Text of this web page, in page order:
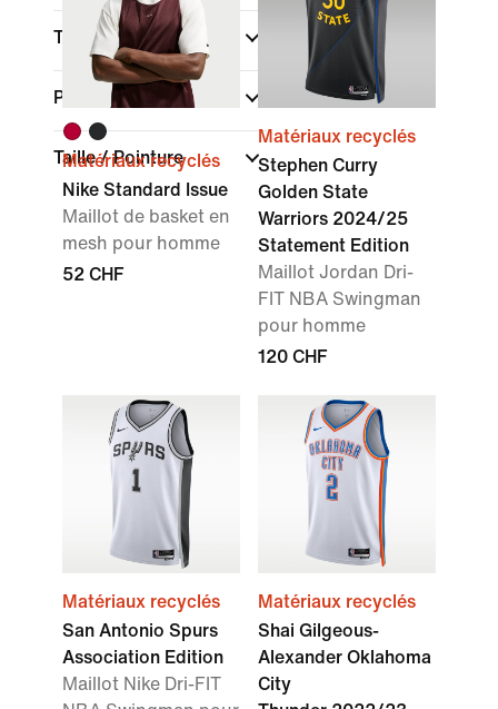
Technologie
Promotions et offres
Taille / Pointure
Matériaux recyclés
Nike Standard Issue
Maillot de basket en
mesh pour homme
52 CHF
Matériaux recyclés
Stephen Curry
Golden State
Warriors 2024/25
Statement Edition
Maillot Jordan Dri-
FIT NBA Swingman
pour homme
120 CHF
Matériaux recyclés
San Antonio Spurs
Association Edition
Maillot Nike Dri-FIT
Matériaux recyclés
Shai Gilgeous-
Alexander Oklahoma
City